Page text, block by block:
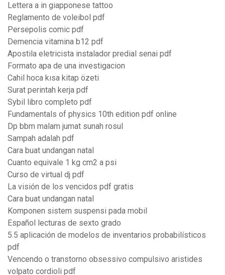
Lettera a in giapponese tattoo
Reglamento de voleibol pdf
Persepolis comic pdf
Demencia vitamina b12 pdf
Apostila eletricista instalador predial senai pdf
Formato apa de una investigacion
Cahil hoca kısa kitap özeti
Surat perintah kerja pdf
Sybil libro completo pdf
Fundamentals of physics 10th edition pdf online
Dp bbm malam jumat sunah rosul
Sampah adalah pdf
Cara buat undangan natal
Cuanto equivale 1 kg cm2 a psi
Curso de virtual dj pdf
La visión de los vencidos pdf gratis
Cara buat undangan natal
Komponen sistem suspensi pada mobil
Español lecturas de sexto grado
5.5 aplicación de modelos de inventarios probabilísticos
pdf
Vencendo o transtorno obsessivo compulsivo aristides
volpato cordioli pdf